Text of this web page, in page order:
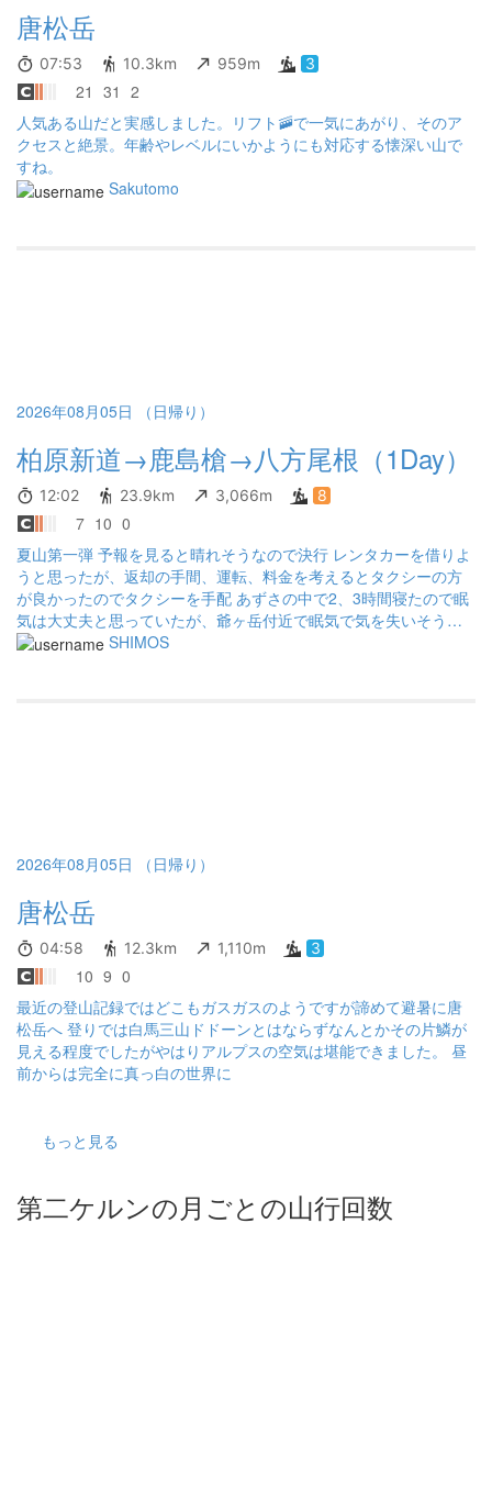
唐松岳
07:53 10.3km 959m 3
21 31 2
人気ある山だと実感しました。リフト🚠で一気にあがり、そのア
クセスと絶景。年齢やレベルにいかようにも対応する懐深い山で
すね。
Sakutomo
2026年08月05日 （日帰り）
柏原新道→鹿島槍→八方尾根（1Day）
12:02 23.9km 3,066m 8
7 10 0
夏山第一弾 予報を見ると晴れそうなので決行 レンタカーを借りよ
うと思ったが、返却の手間、運転、料金を考えるとタクシーの方
が良かったのでタクシーを手配 あずさの中で2、3時間寝たので眠
気は大丈夫と思っていたが、爺ヶ岳付近で眠気で気を失いそうに
なった 鹿島槍までは天気が良かったがその後はガスで、黙々と歩
SHIMOS
2026年08月05日 （日帰り）
唐松岳
04:58 12.3km 1,110m 3
10 9 0
最近の登山記録ではどこもガスガスのようですが諦めて避暑に唐
松岳へ 登りでは白馬三山ドドーンとはならずなんとかその片鱗が
見える程度でしたがやはりアルプスの空気は堪能できました。 昼
前からは完全に真っ白の世界に
もっと見る
第二ケルンの月ごとの山行回数